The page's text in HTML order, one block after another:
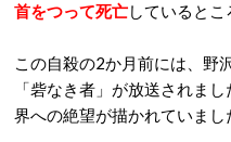
首をつって死亡しているとこ
この自殺の2か月前には、野
「砦なき者」が放送されま
界への絶望が描かれていまし